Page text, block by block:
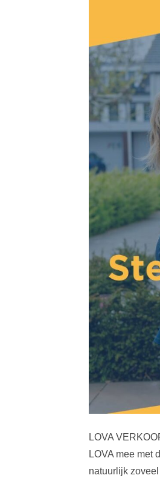
LOVA
LOVA mee met
natuurlijk